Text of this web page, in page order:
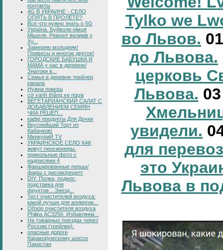
контакты
4G В УКРАИНЕ - СЕЛО
ОПЯТЬ В ПРОЛЁТЕ?
Все что нужно знать о 5G
Україна. Буйволи німця
Мішеля. Ремонт великів у
Ху...
Замеряю молодняк!
Привесы и многое другое!
ГОРОДСКИЕ БАБУШКА И
МАМА у нас в деревне/
Знатоки в...
Семья в деревне трейлер
канала
Нужна помощ
cờ xanh thắng xe ngựa
ВЕГЕТАРИАНСКИЙ САЛАТ С
ДОБАВЛЕНИЕМ СЕМЯН
ЧИА РЕЦЕП...
кафе продукты Для Дочки
Вкуснейший Торт из
Кабачков!
МеркуриЙ TV
УКРАИНСКОЕ СЕЛО КАК
живут пенсионеры.
прикольные фото с
надписями 4
Фаршированные перцы/
фарш с рисом/рецепт
DIY. Полка, поднос,
подставка для
фруктов....Звезд...
Тест очистителей воздуха:
какой лучше для аллергик...
Обзор очистителя воздуха
Philips AC3256. Избавляем...
На товарных поездах через
Россию (трейлер).
опасные дороги
Каракорумскому шоссе
Пакистан
Tylko we
во Львов.
до Львова.
церковь
Львова.
увидели.
для
это
Львова в